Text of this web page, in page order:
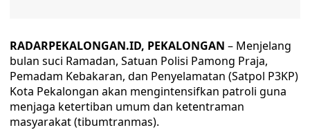
RADARPEKALONGAN.ID, PEKALONGAN – Menjelang
bulan suci Ramadan, Satuan Polisi Pamong Praja,
Pemadam Kebakaran, dan Penyelamatan (Satpol P3KP)
Kota Pekalongan akan mengintensifkan patroli guna
menjaga ketertiban umum dan ketentraman
masyarakat (tibumtranmas).